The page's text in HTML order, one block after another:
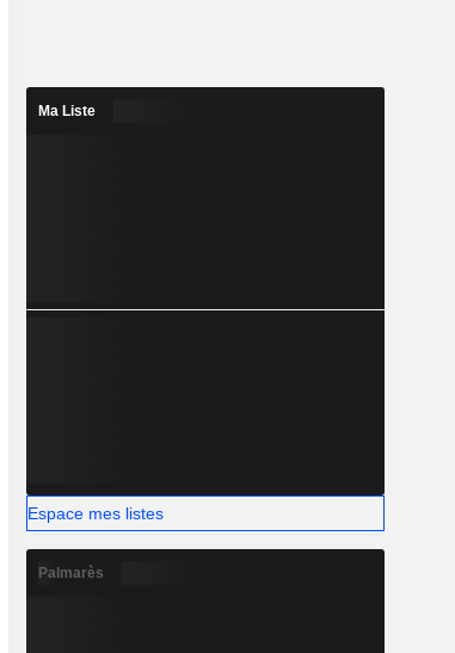
2.31 / 2.64
0,5300EUR
0.34 / 0.44
0.02 / 0.11
Ma Liste
Espace mes listes
Palmarès